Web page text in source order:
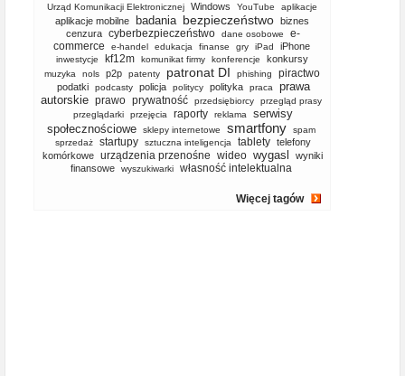
Urząd Komunikacji Elektronicznej Windows YouTube aplikacje
aplikacje mobilne badania bezpieczeństwo biznes
cenzura cyberbezpieczeństwo dane osobowe
e-
commerce
e-handel edukacja finanse gry iPad iPhone
inwestycje kf12m komunikat firmy konferencje konkursy
muzyka nols p2p patenty patronat DI phishing piractwo
podatki podcasty policja politycy polityka praca
prawa
autorskie prawo prywatność przedsiębiorcy
przegląd prasy
przeglądarki
przejęcia raporty reklama
serwisy
społecznościowe
sklepy internetowe smartfony
spam
sprzedaż
startupy sztuczna inteligencja tablety telefony
komórkowe
urządzenia przenośne wideo wygasl
wyniki
finansowe
wyszukiwarki własność intelektualna
Więcej tagów